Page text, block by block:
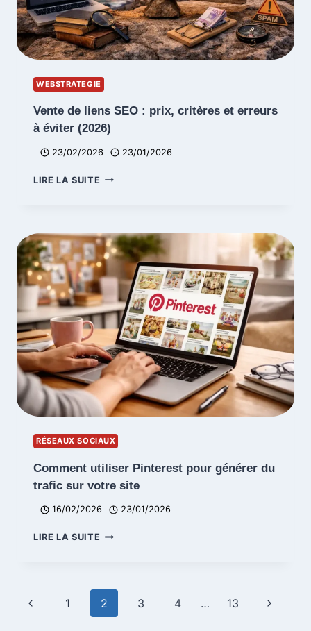
WEBSTRATEGIE
Vente de liens SEO : prix, critères et erreurs
à éviter (2026)
23/02/2026 23/01/2026
LIRE LA SUITE VENTE
:
PRIX,
CRITÈRES
ET
ERREURS
À
ÉVITER
(2026)
RÉSEAUX SOCIAUX
Comment utiliser Pinterest pour générer du
trafic sur votre site
16/02/2026 23/01/2026
LIRE LA SUITE COMMENT
GÉNÉRER
DU
TRAFIC
Navigation
Page
1 2 3 4 … 13
Page